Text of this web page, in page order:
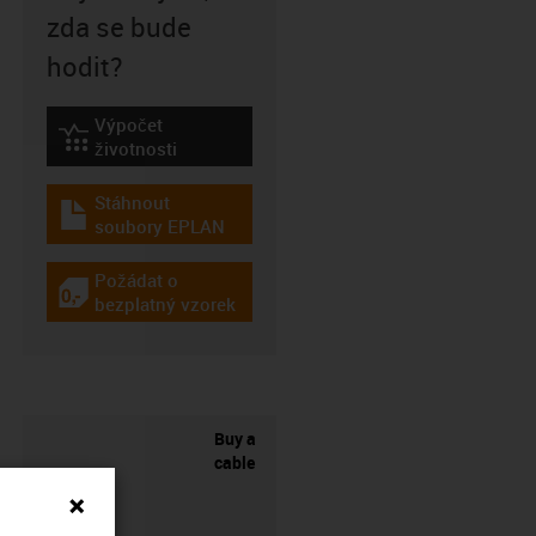
zda se bude
hodit?
igus-icon-lebensdauerrechner
Výpočet
životnosti
igus-icon-download-plan
Stáhnout
soubory EPLAN
igus-icon-gratismuster
Požádat o
bezplatný vzorek
Buy a
cable